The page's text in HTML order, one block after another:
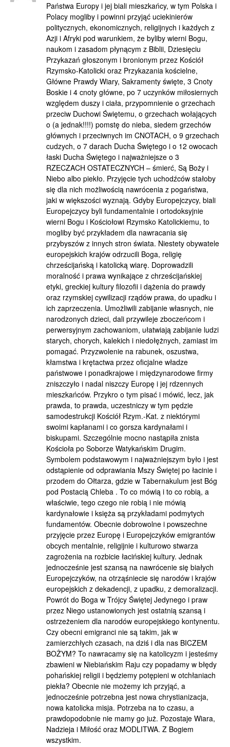
Państwa Europy i jej biali mieszkańcy, w tym Polska i
Polacy mogliby i powinni przyjąć uciekinierów
politycznych, ekonomicznych, religijnych i każdych z
Azji i Afryki pod warunkiem, że byliby wierni Bogu,
naukom i zasadom płynącym z Biblii, Dziesięciu
Przykazań głoszonym i bronionym przez Kościół
Rzymsko-Katolicki oraz Przykazania kościelne,
Główne Prawdy Wiary, Sakramenty święte, 3 Cnoty
Boskie i 4 cnoty główne, po 7 uczynków miłosiernych
względem duszy i ciała, przypomnienie o grzechach
przeciw Duchowi Świętemu, o grzechach wołających
o (a jednak!!!!) pomstę do nieba, siedem grzechów
głównych i przeciwnych im CNOTACH, o 9 grzechach
cudzych, o 7 darach Ducha Świętego i o 12 owocach
łaski Ducha Świętego i najważniejsze o 3
RZECZACH OSTATECZNYCH – śmierć, Są Boży i
Niebo albo piekło. Przyjęcie tych uchodźców stałoby
się dla nich możliwością nawrócenia z pogaństwa,
jaki w większości wyznają. Gdyby Europejczycy, biali
Europejczycy byli fundamentalnie i ortodoksyjnie
wierni Bogu i Kościołowi Rzymsko Katolickiemu, to
mogliby być przykładem dla nawracania się
przybyszów z innych stron świata. Niestety obywatele
europejskich krajów odrzucili Boga, religię
chrześcijańską i katolicką wiarę. Doprowadzili
moralność i prawa wynikające z chrześcijańskiej
etyki, greckiej kultury filozofii i dążenia do prawdy
oraz rzymskiej cywilizacji rządów prawa, do upadku i
ich zaprzeczenia. Umożliwili zabijanie własnych, nie
narodzonych dzieci, dali przywileje zboczeńcom i
perwersyjnym zachowaniom, ułatwiają zabijanie ludzi
starych, chorych, kalekich i niedołężnych, zamiast im
pomagać. Przyzwolenie na rabunek, oszustwa,
kłamstwa i krętactwa przez oficjalne władze
państwowe i ponadkrajowe i międzynarodowe firmy
zniszczyło i nadal niszczy Europę i jej rdzennych
mieszkańców. Przykro o tym pisać i mówić, lecz, jak
prawda, to prawda, uczestniczy w tym pędzie
samodestrukcji Kościół Rzym.-Kat. z niektórymi
swoimi kapłanami i co gorsza kardynałami i
biskupami. Szczególnie mocno nastąpiła znista
Kościoła po Soborze Watykańskim Drugim.
Symbolem podstawowym i najważniejszym było i jest
odstąpienie od odprawiania Mszy Świętej po łacinie i
przodem do Ołtarza, gdzie w Tabernakulum jest Bóg
pod Postacią Chleba . To co mówią i to co robią, a
właściwie, tego czego nie robią i nie mówią
kardynałowie i księża są przykładami podmytych
fundamentów. Obecnie dobrowolne i powszechne
przyjęcie przez Europę i Europejczyków emigrantów
obcych mentalnie, religijnie i kulturowo stwarza
zagrożenia na rozbicie łacińskiej kultury. Jednak
jednocześnie jest szansą na nawrócenie się białych
Europejczyków, na otrząśniecie się narodów i krajów
europejskich z dekadencji, z upadku, z demoralizacji.
Powrót do Boga w Trójcy Świętej Jedynego i praw
przez Niego ustanowionych jest ostatnią szansą i
ostrzeżeniem dla narodów europejskiego kontynentu.
Czy obecni emigranci nie są takim, jak w
zamierzchłych czasach, na dziś i dla nas BICZEM
BOŻYM? To nawracamy się na katolicyzm i jesteśmy
zbawieni w Niebiańskim Raju czy popadamy w błędy
pohańskiej religii i będziemy potępieni w otchłaniach
piekła? Obecnie nie możemy ich przyjąć, a
jednocześnie potrzebna jest nowa chrystianizacja,
nowa katolicka misja. Potrzeba na to czasu, a
prawdopodobnie nie mamy go już. Pozostaje Wiara,
Nadzieja i Miłość oraz MODLITWA. Z Bogiem
wszystkim.